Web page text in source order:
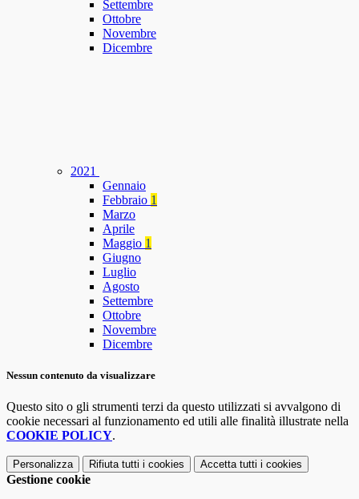
Settembre
Ottobre
Novembre
Dicembre
2021
Gennaio
Febbraio 1
Marzo
Aprile
Maggio 1
Giugno
Luglio
Agosto
Settembre
Ottobre
Novembre
Dicembre
Nessun contenuto da visualizzare
Questo sito o gli strumenti terzi da questo utilizzati si avvalgono di
cookie necessari al funzionamento ed utili alle finalità illustrate nella
COOKIE POLICY.
Personalizza Rifiuta tutti i cookies Accetta tutti i cookies
Gestione cookie